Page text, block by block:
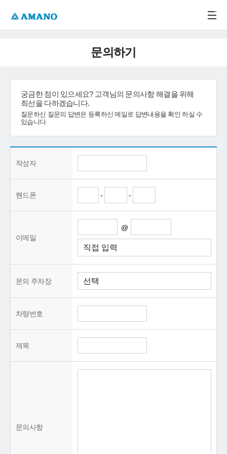
문의하기
궁금한 점이 있으세요? 고객님의 문의사항 해결을 위해
최선을 다하겠습니다.
질문하신 질문의 답변은 등록하신 메일로 답변내용을 확인 하실 수
있습니다.
작성자
핸드폰 - -
이메일
@
문의 주차장
차량번호
제목
문의사항